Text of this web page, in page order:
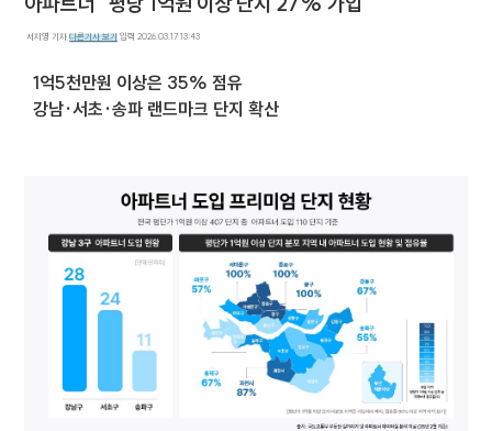
기자명
서지영 기자다른기사 보기입력 2026.03.17 13:43
1억5천만원 이상은 35% 점유
강남·서초·송파 랜드마크 단지 확산